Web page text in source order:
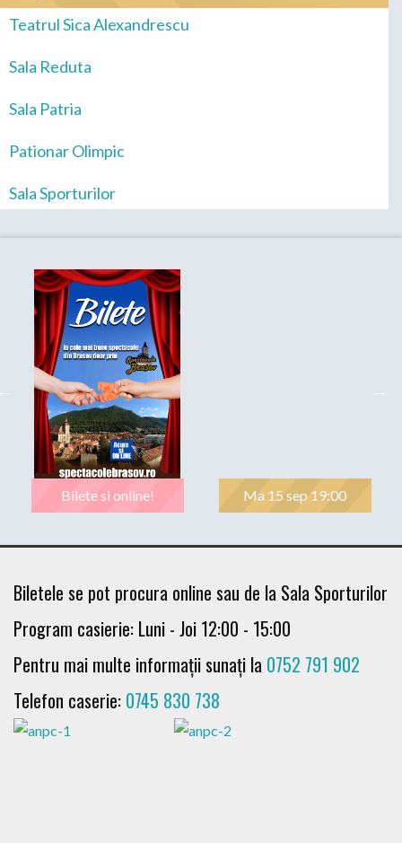
Teatrul Sica Alexandrescu
Sala Reduta
Sala Patria
Pationar Olimpic
Sala Sporturilor
Bilete si online! Ma 15 sep 19:00
Biletele se pot procura online sau de la Sala Sporturilor
Program casierie: Luni - Joi 12:00 - 15:00
Pentru mai multe informații sunați la 0752 791 902
Telefon caserie: 0745 830 738